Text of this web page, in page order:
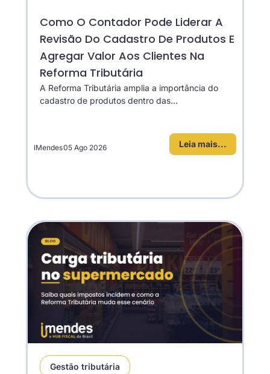
Como O Contador Pode Liderar A
Revisão Do Cadastro De Produtos E
Agregar Valor Aos Clientes Na
Reforma Tributária
A Reforma Tributária amplia a importância do
cadastro de produtos dentro das...
Leia mais...
IMendes05 Ago 2026
Gestão tributária